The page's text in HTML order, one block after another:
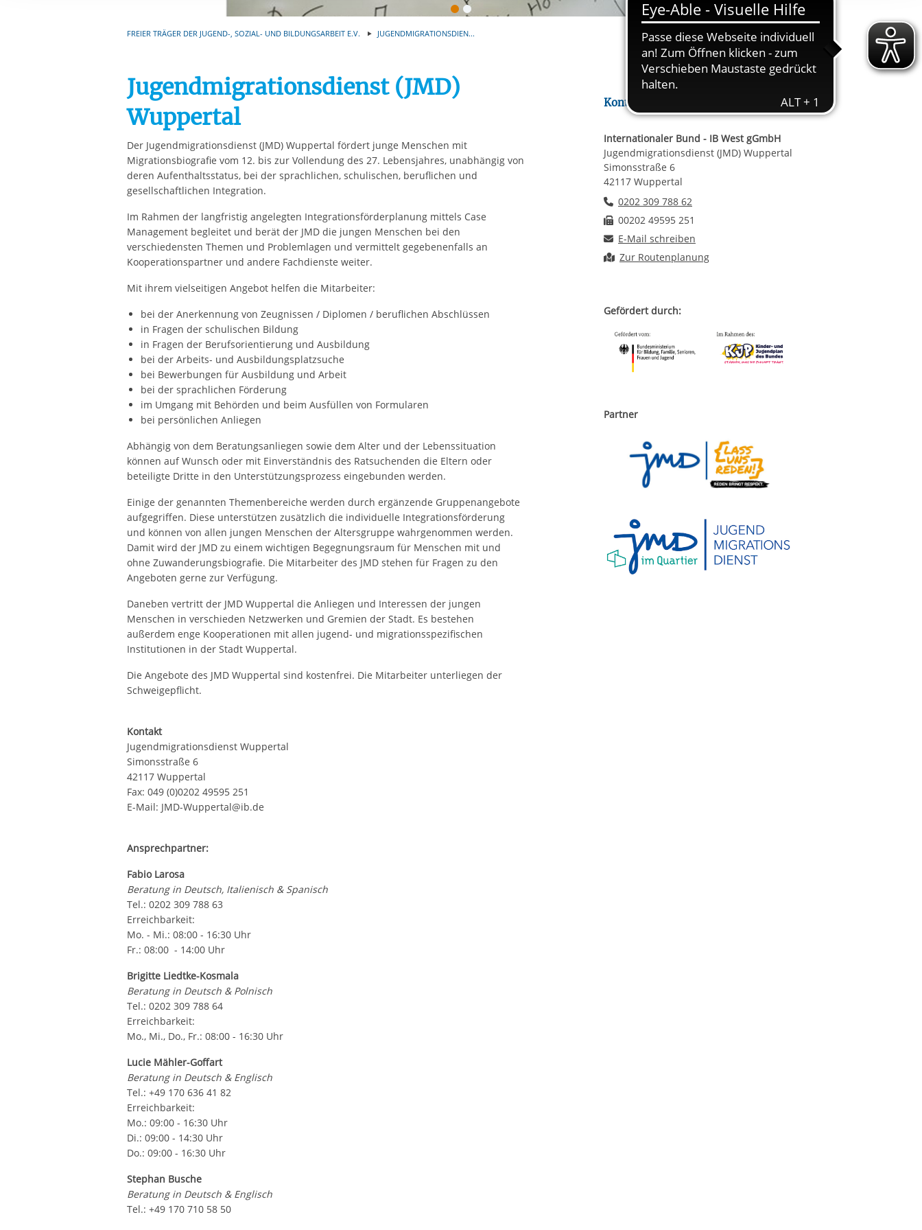
Ihre etwaige Einwilligung erstreckt sich nicht auf notwendige Cookies, die erforderlich zur Bereitstellung
der von Ihnen aufgerufenen und somit gewünschten Website-Funktionen sind. Diese Cookies setzen wir
aufgrund berechtigter Interessen und daher unabhängig von einer Einwilligung.
Automatische Wiedergabe starten/stoppen
FREIER TRÄGER DER JUGEND-, SOZIAL- UND BILDUNGSARBEIT E.V. JUGENDMIGRATIONSDIEN...
Jugendmigrationsdienst (JMD)
Wuppertal
Der Jugendmigrationsdienst (JMD) Wuppertal fördert junge Menschen mit
Migrationsbiografie vom 12. bis zur Vollendung des 27. Lebensjahres, unabhängig von
deren Aufenthaltsstatus, bei der sprachlichen, schulischen, beruflichen und
gesellschaftlichen Integration.
Im Rahmen der langfristig angelegten Integrationsförderplanung mittels Case
Management begleitet und berät der JMD die jungen Menschen bei den
verschiedensten Themen und Problemlagen und vermittelt gegebenenfalls an
Kooperationspartner und andere Fachdienste weiter.
Mit ihrem vielseitigen Angebot helfen die Mitarbeiter:
bei der Anerkennung von Zeugnissen / Diplomen / beruflichen Abschlüssen
in Fragen der schulischen Bildung
in Fragen der Berufsorientierung und Ausbildung
bei der Arbeits- und Ausbildungsplatzsuche
bei Bewerbungen für Ausbildung und Arbeit
bei der sprachlichen Förderung
im Umgang mit Behörden und beim Ausfüllen von Formularen
bei persönlichen Anliegen
Abhängig von dem Beratungsanliegen sowie dem Alter und der Lebenssituation
können auf Wunsch oder mit Einverständnis des Ratsuchenden die Eltern oder
beteiligte Dritte in den Unterstützungsprozess eingebunden werden.
Einige der genannten Themenbereiche werden durch ergänzende Gruppenangebote
aufgegriffen. Diese unterstützen zusätzlich die individuelle Integrationsförderung
und können von allen jungen Menschen der Altersgruppe wahrgenommen werden.
Damit wird der JMD zu einem wichtigen Begegnungsraum für Menschen mit und
ohne Zuwanderungsbiografie. Die Mitarbeiter des JMD stehen für Fragen zu den
Angeboten gerne zur Verfügung.
Daneben vertritt der JMD Wuppertal die Anliegen und Interessen der jungen
Menschen in verschieden Netzwerken und Gremien der Stadt. Es bestehen
außerdem enge Kooperationen mit allen jugend- und migrationsspezifischen
Institutionen in der Stadt Wuppertal.
Die Angebote des JMD Wuppertal sind kostenfrei. Die Mitarbeiter unterliegen der
Schweigepflicht.
Kontakt
Jugendmigrationsdienst Wuppertal
Simonsstraße 6
42117 Wuppertal
Fax: 049 (0)0202 49595 251
E-Mail: JMD-Wuppertal@ib.de
Ansprechpartner:
Fabio Larosa
Beratung in Deutsch, Italienisch & Spanisch
Tel.: 0202 309 788 63
Erreichbarkeit:
Mo. - Mi.: 08:00 - 16:30 Uhr
Fr.: 08:00 - 14:00 Uhr
Brigitte Liedtke-Kosmala
Beratung in Deutsch & Polnisch
Tel.: 0202 309 788 64
Erreichbarkeit:
Mo., Mi., Do., Fr.: 08:00 - 16:30 Uhr
Lucie Mähler-Goffart
Beratung in Deutsch & Englisch
Tel.: +49 170 636 41 82
Erreichbarkeit:
Mo.: 09:00 - 16:30 Uhr
Di.: 09:00 - 14:30 Uhr
Do.: 09:00 - 16:30 Uhr
Stephan Busche
Beratung in Deutsch & Englisch
Tel.: +49 170 710 58 50
Kontakt
Internationaler Bund - IB West gGmbH
Jugendmigrationsdienst (JMD) Wuppertal
Simonsstraße 6
42117 Wuppertal
Telefonnummer
0202 309 788 62
Faxnummer
00202 49595 251
E-Mail an Jugendmigrationsdienst (JMD) Wuppertal
E-Mail schreiben
Route planen
Zur Routenplanung
Gefördert durch:
Partner